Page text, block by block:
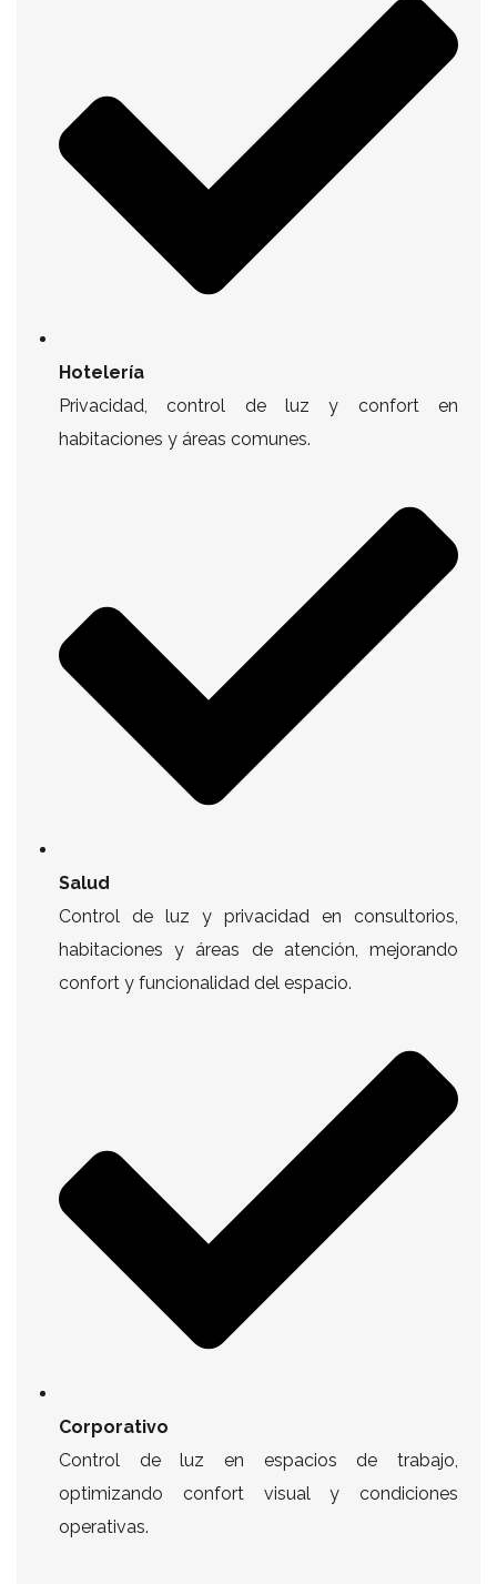
Hotelería
Privacidad, control de luz y confort en
habitaciones y áreas comunes.
Salud
Control de luz y privacidad en consultorios,
habitaciones y áreas de atención, mejorando
confort y funcionalidad del espacio.
Corporativo
Control de luz en espacios de trabajo,
optimizando confort visual y condiciones
operativas.